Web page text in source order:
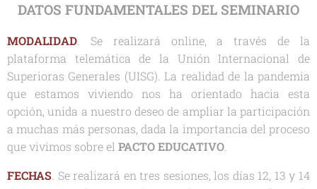
DATOS FUNDAMENTALES DEL SEMINARIO
MODALIDAD. Se realizará online, a través de la
plataforma telemática de la Unión Internacional de
Superioras Generales (UISG). La realidad de la pandemia
que estamos viviendo nos ha orientado hacia esta
opción, unida a nuestro deseo de ampliar la participación
a muchas más personas, dada la importancia del proceso
que vivimos sobre el PACTO EDUCATIVO.
FECHAS. Se realizará en tres sesiones, los días 12, 13 y 14